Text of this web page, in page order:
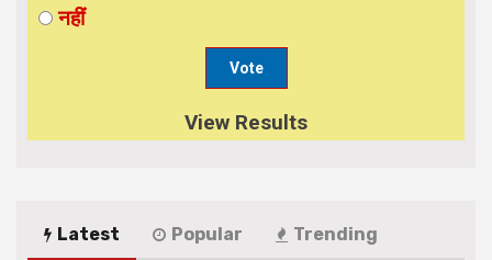
नहीं
View Results
Latest Popular Trending